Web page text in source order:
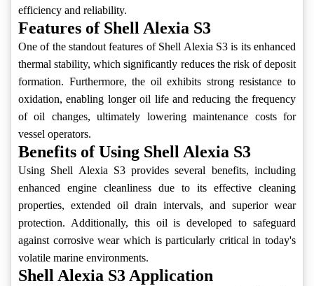
efficiency and reliability.
Features of Shell Alexia S3
One of the standout features of Shell Alexia S3 is its enhanced
thermal stability, which significantly reduces the risk of deposit
formation. Furthermore, the oil exhibits strong resistance to
oxidation, enabling longer oil life and reducing the frequency
of oil changes, ultimately lowering maintenance costs for
vessel operators.
Benefits of Using Shell Alexia S3
Using Shell Alexia S3 provides several benefits, including
enhanced engine cleanliness due to its effective cleaning
properties, extended oil drain intervals, and superior wear
protection. Additionally, this oil is developed to safeguard
against corrosive wear which is particularly critical in today's
volatile marine environments.
Shell Alexia S3 Application